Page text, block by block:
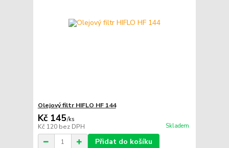
Olejový filtr HIFLO HF 144
Kč 145/ks
Kč 120 bez DPH Skladem
Přidat do košíku